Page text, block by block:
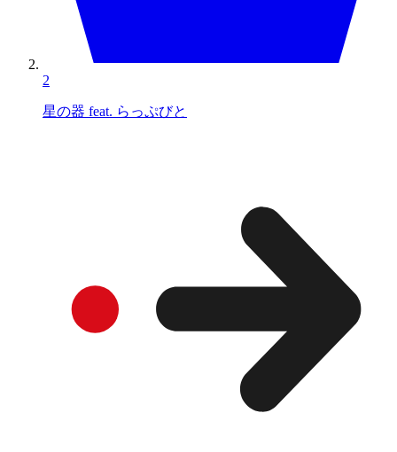
2
星の器 feat. らっぷびと